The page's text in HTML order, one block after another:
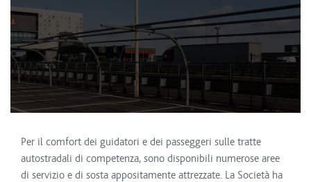
Per il comfort dei guidatori e dei passeggeri sulle tratte
autostradali di competenza, sono disponibili numerose aree
di servizio e di sosta appositamente attrezzate. La Società ha